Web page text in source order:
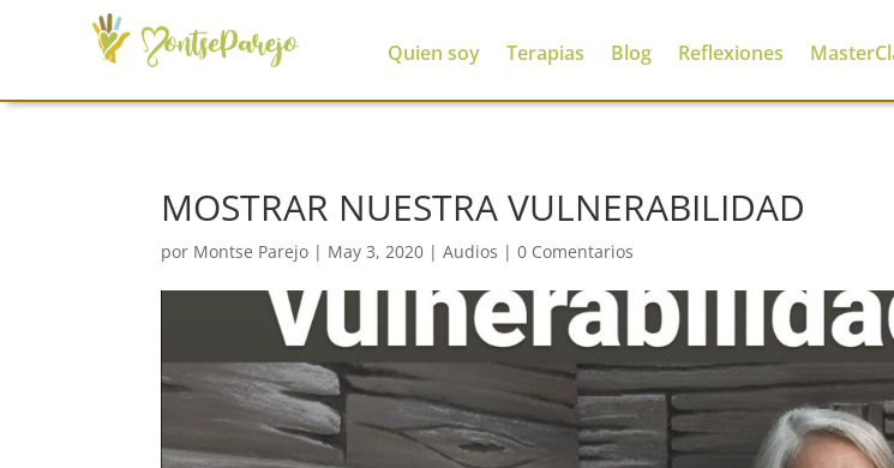
Quien soy Terapias Blog Reflexiones
MOSTRAR NUESTRA VULNERABILIDAD
por Montse Parejo | May 3, 2020 |Audios |0 Comentarios